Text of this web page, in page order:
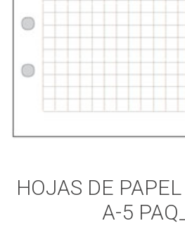
HOJAS DE
A-5